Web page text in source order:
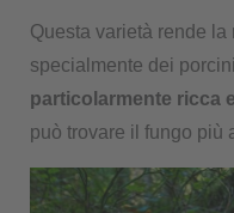
Questa varietà rende la
specialmente dei
particolarmente ricca
può trovare il fungo più